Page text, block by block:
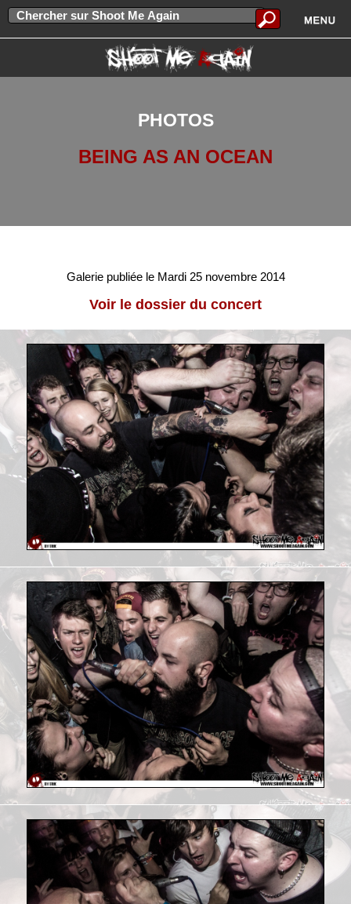
PHOTOS
BEING AS AN OCEAN
Galerie publiée le Mardi 25 novembre 2014
Voir le dossier du concert